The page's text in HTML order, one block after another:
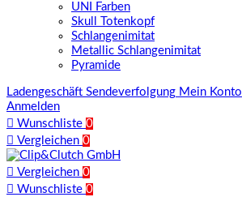
UNI Farben
Skull Totenkopf
Schlangenimitat
Metallic Schlangenimitat
Pyramide
Ladengeschäft Sendeverfolgung Mein Konto
Anmelden
 Wunschliste 0
 Vergleichen 0
 Vergleichen 0
 Wunschliste 0